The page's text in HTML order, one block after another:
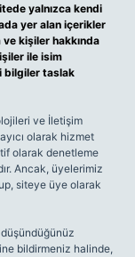
yalnızca kendi
yer alan içerikler
kişiler hakkında
ile isim
bilgiler taslak
ve İletişim
olarak hizmet
olarak denetleme
Ancak, üyelerimiz
siteye üye olarak
bildirmeniz halinde,